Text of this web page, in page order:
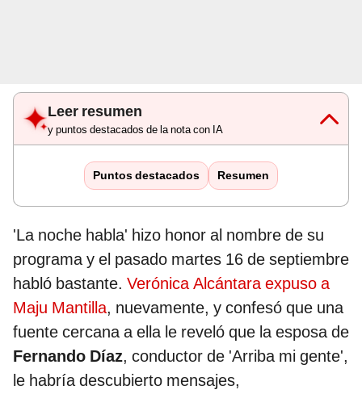
Leer resumen
y puntos destacados de la nota con IA
Puntos destacados Resumen
'La noche habla' hizo honor al nombre de su
programa y el pasado martes 16 de septiembre
habló bastante. Verónica Alcántara expuso a
Maju Mantilla, nuevamente, y confesó que una
fuente cercana a ella le reveló que la esposa de
Fernando Díaz, conductor de 'Arriba mi gente',
le habría descubierto mensajes,